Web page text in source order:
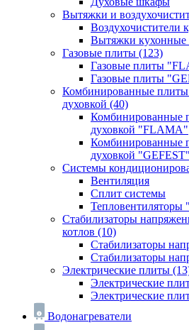
Вытяжки и
Воздухочистители
Вытяжки кухонные
Газовые плиты (123)
Газовые плиты
Газовые плиты
Комбинированные плиты
духовкой (40)
Комбинированные
духовкой "FLAMA"
Комбинированные
духовкой "GEFEST"
Системы
Вентиляция
Сплит системы
Тепловентиляторы
Стабилизаторы
котлов (10)
Стабилизаторы
Стабилизаторы
Электрические плиты
Электрические
Электрические
Водонагреватели